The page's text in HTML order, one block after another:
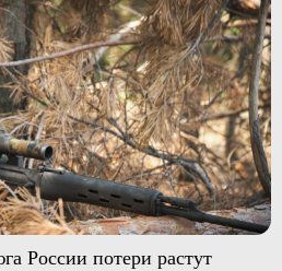
России потери растут